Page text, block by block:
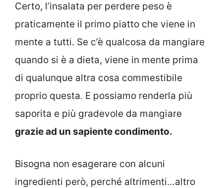
Certo, l’insalata per perdere peso è
praticamente il primo piatto che viene in
mente a tutti. Se c’è qualcosa da mangiare
quando si è a dieta, viene in mente prima
di qualunque altra cosa commestibile
proprio questa. E possiamo renderla più
saporita e più gradevole da mangiare
grazie ad un sapiente condimento.
Bisogna non esagerare con alcuni
ingredienti però, perché altrimenti…altro